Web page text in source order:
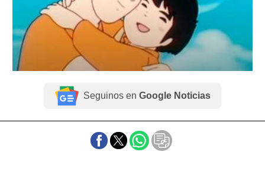
Seguinos en Google Noticias